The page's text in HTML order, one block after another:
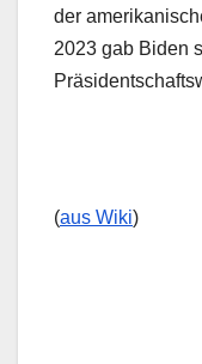
der
2023 gab Biden
(aus Wiki)